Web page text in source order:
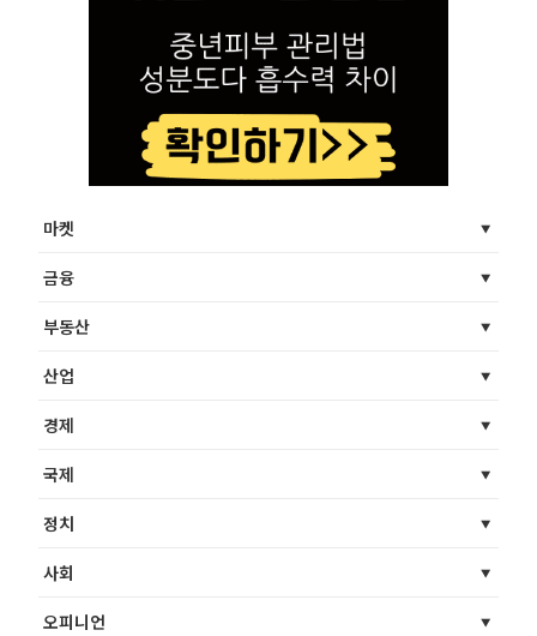
마켓
금융
부동산
산업
경제
국제
정치
사회
오피니언